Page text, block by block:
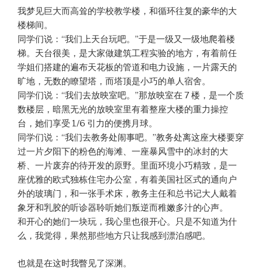
我梦见巨大而高耸的学校教学楼，和循环往复的豪华的大
楼梯间。
同学们说：“我们上天台玩吧。”于是一级又一级地爬着楼
梯。天台很美，是大家做建筑工程实验的地方，有着前任
学姐们搭建的遍布天花板的管道和电力设施，一片露天的
旷地，无数的瞭望塔，而塔顶是小巧的单人宿舍。
同学们说：“我们去放映室吧。”那放映室在 7 楼，是一个质
数楼层，暗黑无光的放映室里有着整座大楼的重力操控
台，她们享受 1/6 引力的便携月球。
同学们说：“我们去教务处闹事吧。”教务处离这座大楼要穿
过一片夕阳下的粉色的海滩、一座暴风雪中的冰封的大
桥、一片废弃的待开发的原野。里面环境小巧精致，是一
座优雅的欧式独栋住宅办公室，有着美国社区式的通向户
外的玻璃门，和一张手术床，教务主任和总书记大人戴着
象牙和乳胶的听诊器聆听她们叛逆而稚嫩多汁的心声。
和开心的她们一块玩，我心里也很开心。只是不知道为什
么，我觉得，果然那些地方只让我感到漂泊感吧。
也就是在这时我瞥见了深渊。